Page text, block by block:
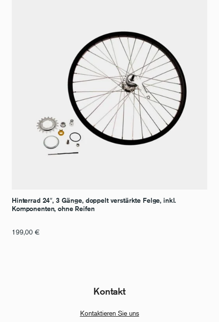
Hinterrad 24″, 3 Gänge, doppelt verstärkte Felge, inkl.
Komponenten, ohne Reifen
199,00 €
Kontakt
Kontaktieren Sie uns